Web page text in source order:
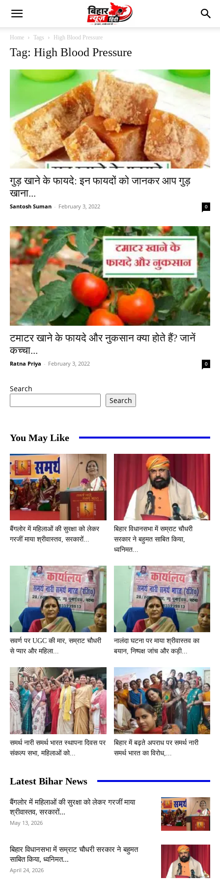
Home Tags High Blood Pressure
Tag: High Blood Pressure
गुड़ खाने के फायदे: इन फायदों को जानकर आप गुड़
खाना...
Santosh Suman - February 3, 2022 0
टमाटर खाने के फायदे और नुकसान क्या होते हैं? जानें
कच्चा...
Ratna Priya - February 3, 2022 0
Search
Search
You May Like
बैंगलोर में महिलाओं की सुरक्षा को लेकर
गरजीं माया श्रीवास्तव, सरकारों...
बिहार विधानसभा में सम्राट चौधरी
सरकार ने बहुमत साबित किया,
ध्वनिमत...
सवर्ण पर UGC की मार, सम्राट चौधरी
से प्यार और महिला...
नालंदा घटना पर माया श्रीवास्तव का
बयान, निष्पक्ष जांच और कड़ी...
समर्थ नारी समर्थ भारत स्थापना दिवस पर
संकल्प सभा, महिलाओं को...
बिहार में बढ़ते अपराध पर समर्थ नारी
समर्थ भारत का विरोध,...
Latest Bihar News
बैंगलोर में महिलाओं की सुरक्षा को लेकर गरजीं माया
श्रीवास्तव, सरकारों...
May 13, 2026
बिहार विधानसभा में सम्राट चौधरी सरकार ने बहुमत
साबित किया, ध्वनिमत...
April 24, 2026